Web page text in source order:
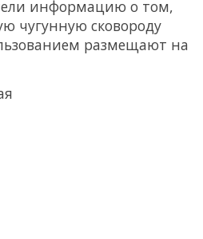
информацию о том,
чугунную сковороду
размещают на